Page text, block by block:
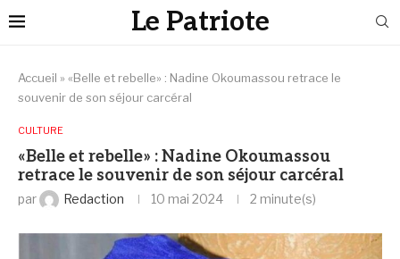
Le Patriote
Accueil » «Belle et rebelle» : Nadine Okoumassou retrace le
souvenir de son séjour carcéral
CULTURE
«Belle et rebelle» : Nadine Okoumassou
retrace le souvenir de son séjour carcéral
par Redaction 10 mai 2024 2 minute(s)